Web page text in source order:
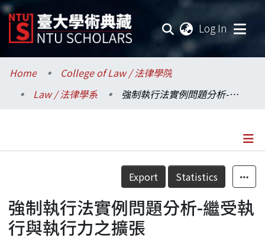
Log In
Communities & Collections
Research Outputs
Statistics
Home
College of Law / 法律學院
Law / 法律學系
強制執行法實例問題分析-繼受執行與執行力之擴張
Details
Export Statistics
強制執行法實例問題分析-繼受執
行與執行力之擴張